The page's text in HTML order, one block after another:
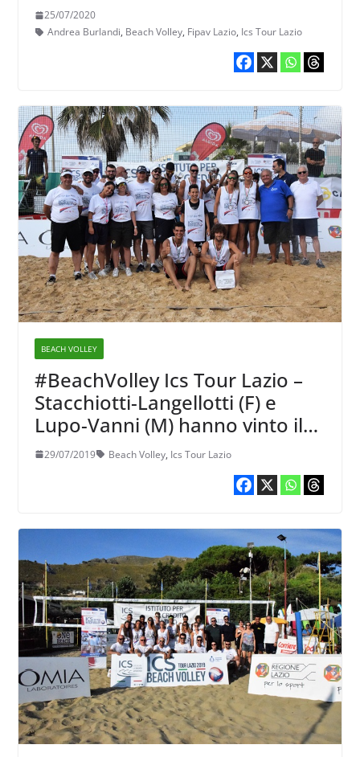
25/07/2020
Andrea Burlandi, Beach Volley, Fipav Lazio, Ics Tour Lazio
BEACH VOLLEY
#BeachVolley Ics Tour Lazio –
Stacchiotti-Langellotti (F) e
Lupo-Vanni (M) hanno vinto il
circuito
29/07/2019 Beach Volley, Ics Tour Lazio